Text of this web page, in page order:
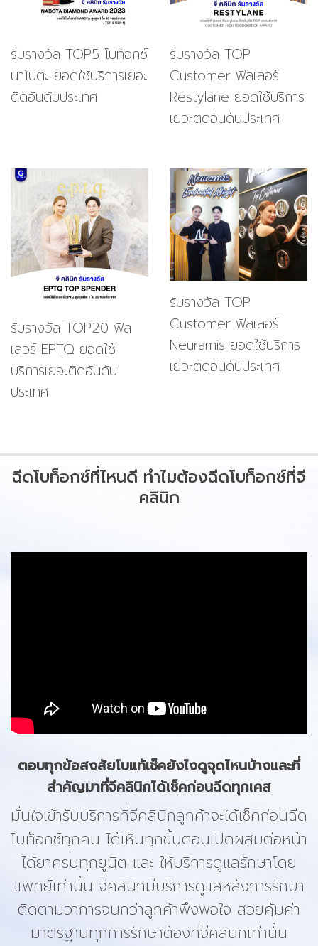
รับรางวัล TOP5 โบท็อกซ์
นาโบตะ ยอดใช้บริการเยอะ
ติดอันดับประเทศ
รับรางวัล TOP
Customer ฟิลเลอร์
Restylane ยอดใช้บริการ
เยอะติดอันดับประเทศ
รับรางวัล TOP20 ฟิล
เลอร์ EPTQ ยอดใช้
บริการเยอะติดอันดับ
ประเทศ
รับรางวัล TOP
Customer ฟิลเลอร์
Neuramis ยอดใช้บริการ
เยอะติดอันดับประเทศ
ฉีดโบท็อกซ์ที่ไหนดี ทำไมต้องฉีดโบท็อกซ์ที่จี
คลินิก
ตอบทุกข้อสงสัยโบแท้เช็คยังไงดูจุดไหนบ้างและที่
สำคัญมาที่จีคลินิกได้เช็คก่อนฉีดทุกเคส
มั่นใจเข้ารับบริการที่จีคลินิกลูกค้าจะได้เช็คก่อนฉีด
โบท็อกซ์ทุกคน ได้เห็นทุกขั้นตอนเปิดผสมต่อหน้า
ได้ยาครบทุกยูนิต และ ให้บริการดูแลรักษาโดย
แพทย์เท่านั้น จีคลินิกมีบริการดูแลหลังการรักษา
ติดตามอาการจนกว่าลูกค้าพึงพอใจ สวยคุ้มค่า
มาตรฐานทุกการรักษาต้องที่จีคลินิกเท่านั้น